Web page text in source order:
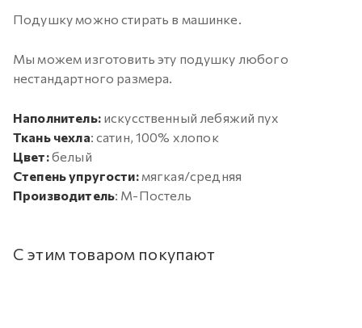
Подушку можно стирать в машинке.
Мы можем изготовить эту подушку любого
нестандартного размера.
Наполнитель:искусственный лебяжий пух
Ткань чехла: сатин, 100% хлопок
Цвет:белый
Степень упругости:мягкая/средняя
Производитель: М-Постель
С этим товаром покупают